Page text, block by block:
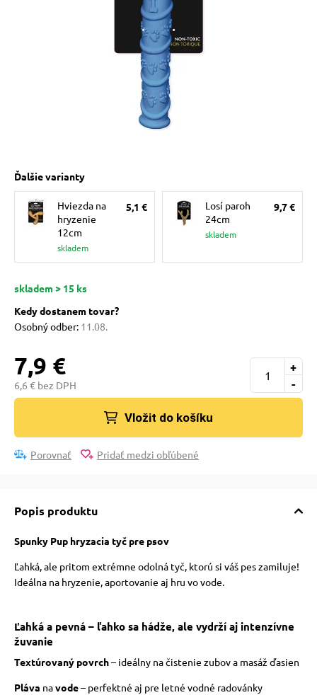
mačky
mačky
mačky
Ďalšie varianty
Hviezda na
hryzenie
12cm
skladem
5,1 €
Losí paroh
24cm
skladem
9,7 €
skladem > 15 ks
Kedy dostanem tovar?
Osobný odber: 11.08.
7,9 €
6,6 € bez DPH -
+
Vložit do košíku
Porovnať Pridať medzi obľúbené
Popis produktu
Spunky Pup hryzacia tyč pre psov
Ľahká, ale pritom extrémne odolná tyč, ktorú si váš pes zamiluje!
Ideálna na hryzenie, aportovanie aj hru vo vode.
Ľahká a pevná – ľahko sa hádže, ale vydrží aj intenzívne
žuvanie
Textúrovaný povrch– ideálny na čistenie zubov a masáž ďasien
Pláva navode– perfektné aj pre letné vodné radovánky